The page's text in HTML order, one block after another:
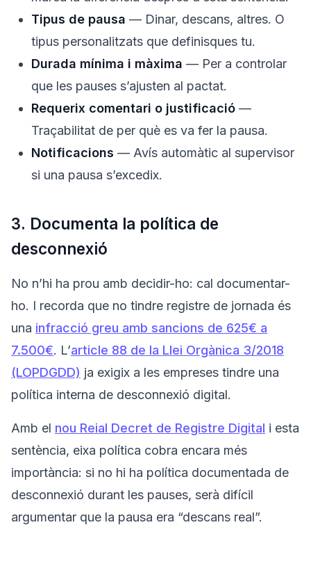
Tipus de pausa — Dinar, descans, altres. O
tipus personalitzats que definisques tu.
Durada mínima i màxima — Per a controlar
que les pauses s’ajusten al pactat.
Requerix comentari o justificació —
Traçabilitat de per què es va fer la pausa.
Notificacions — Avís automàtic al supervisor
si una pausa s’excedix.
3. Documenta la política de
desconnexió
No n’hi ha prou amb decidir-ho: cal documentar-
ho. I recorda que no tindre registre de jornada és
una infracció greu amb sancions de 625€ a
7.500€. L’article 88 de la Llei Orgànica 3/2018
(LOPDGDD) ja exigix a les empreses tindre una
política interna de desconnexió digital.
Amb el nou Reial Decret de Registre Digital i esta
sentència, eixa política cobra encara més
importància: si no hi ha política documentada de
desconnexió durant les pauses, serà difícil
argumentar que la pausa era “descans real”.